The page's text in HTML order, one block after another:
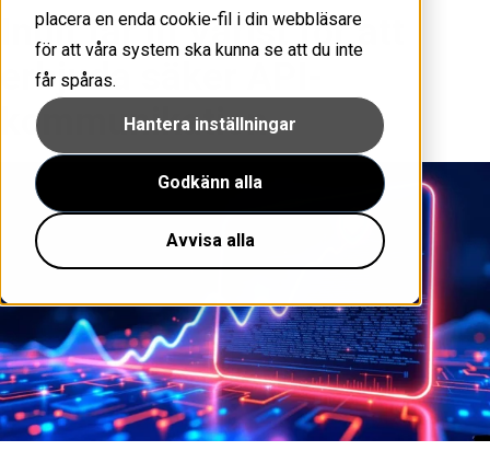
placera en enda cookie-fil i din webbläsare
för att våra system ska kunna se att du inte
får spåras.
Hantera inställningar
Godkänn alla
Avvisa alla
Inuit tar in Varist för att
erbjuda säker API-
kommunikation